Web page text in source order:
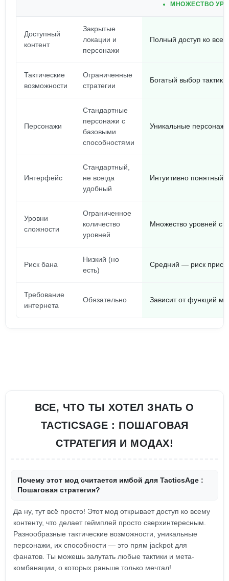
МНОЖЕСТВО
Доступный
контент
Закрытые
локации и
персонажи
Полный доступ ко
Тактические
возможности
Ограниченные
стратегии
Богатый выбор тактик
Персонажи
Стандартные
персонажи с
базовыми
способностями
Уникальные
Интерфейс
Стандартный,
не всегда
удобный
Интуитивно
Уровни
сложности
Ограниченное
количество
уровней
Множество уровней с
Риск бана
Низкий (но
есть)
Средний — риск
Требование
интернета
Обязательно Зависит от функций
ВСЕ, ЧТО ТЫ ХОТЕЛ ЗНАТЬ О
TACTICSAGE : ПОШАГОВАЯ
СТРАТЕГИЯ И МОДАХ!
Почему этот мод считается имбой для TacticsAge :
Пошаговая стратегия?
Да ну, тут всё просто! Этот мод открывает доступ ко всему
контенту, что делает геймплей просто сверхинтересным.
Разнообразные тактические возможности, уникальные
персонажи, их способности — это прям jackpot для
фанатов. Ты можешь залутать любые тактики и мета-
комбанации, о которых раньше только мечтал!